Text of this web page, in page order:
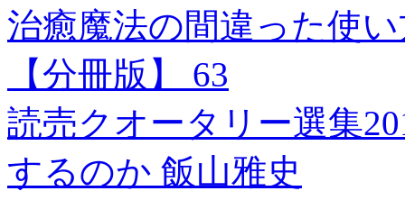
治癒魔法の間違った使
【分冊版】 63
読売クオータリー選集
するのか 飯山雅史